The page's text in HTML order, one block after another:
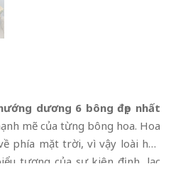
dương 6 bông đẹp nhất
mẽ của từng bông hoa. Hoa
phía mặt trời, vì vậy loài hoa
tượng của sự kiên định, lạc